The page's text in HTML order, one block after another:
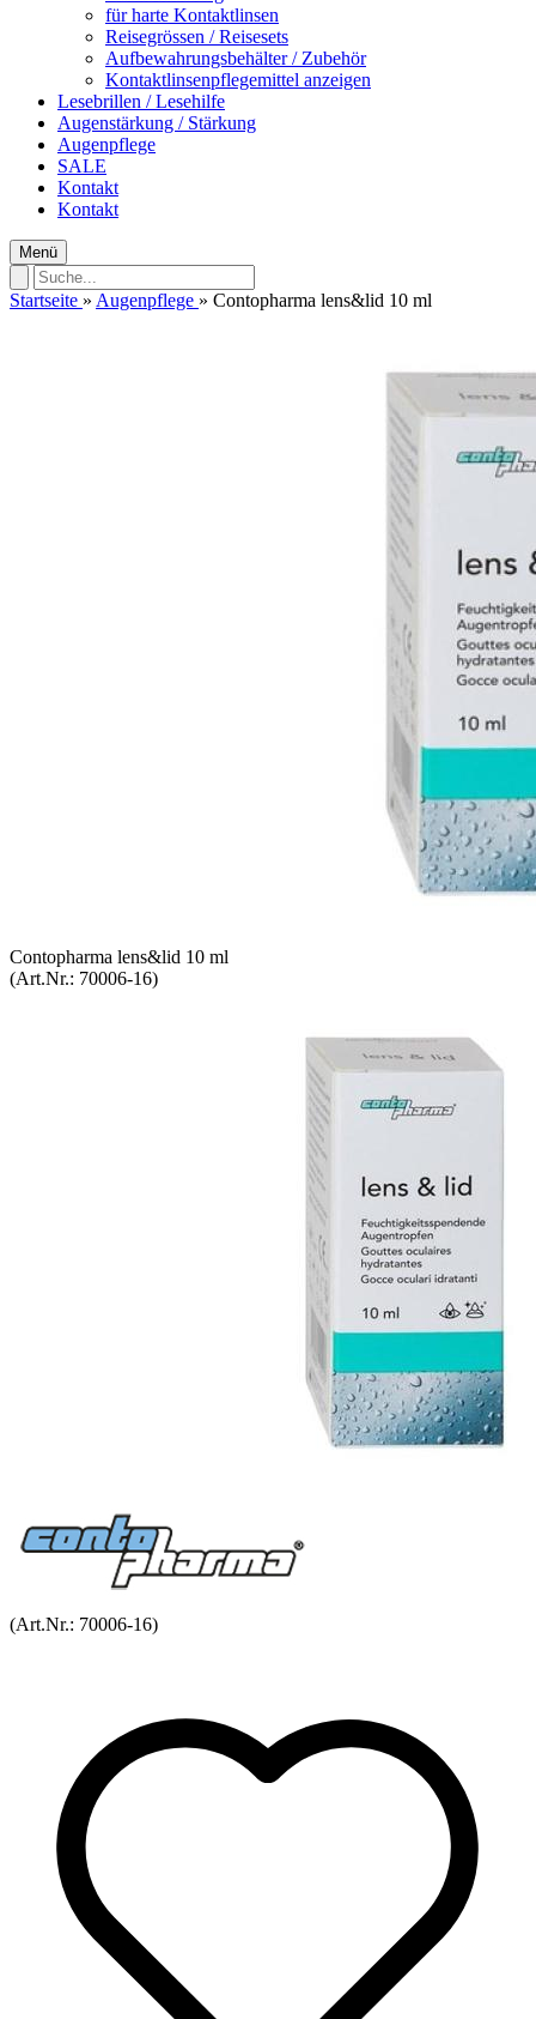
für harte Kontaktlinsen
Reisegrössen / Reisesets
Aufbewahrungsbehälter / Zubehör
Kontaktlinsenpflegemittel anzeigen
Lesebrillen / Lesehilfe
Augenstärkung / Stärkung
Augenpflege
SALE
Kontakt
Kontakt
Menü
Startseite » Augenpflege » Contopharma lens&lid 10 ml
Con­to­phar­ma lens&lid 10 ml
(Art.Nr.: 70006-​16)
(Art.Nr.: 70006-16)